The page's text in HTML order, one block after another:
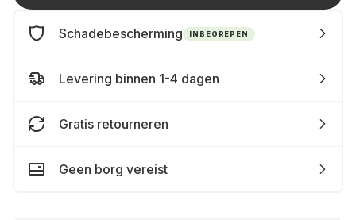
Schadebescherming INBEGREPEN
Levering binnen 1-4 dagen
Gratis retourneren
Geen borg vereist